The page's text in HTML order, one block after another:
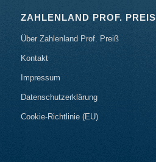
ZAHLENLAND PROF. PREISS
Über Zahlenland Prof. Preiß
Kontakt
Impressum
Datenschutzerklärung
Cookie-Richtlinie (EU)